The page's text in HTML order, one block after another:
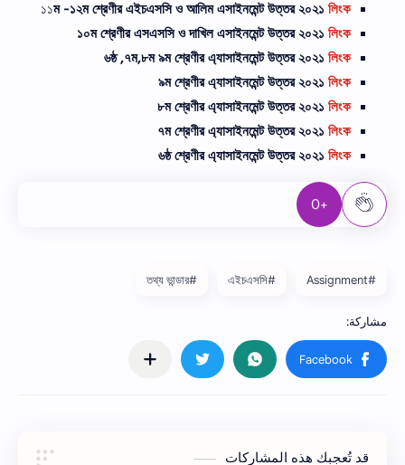
১১ম -১২ম শ্রেণীর এইচএসসি ও আলিম এসাইনমেন্ট উত্তর ২০২১ লিংক
১০ম শ্রেণীর এসএসসি ও দাখিল এসাইনমেন্ট উত্তর ২০২১ লিংক
৬ষ্ঠ ,৭ম,৮ম ৯ম শ্রেণীর এ্যাসাইনমেন্ট উত্তর ২০২১ লিংক
৯ম শ্রেণীর এ্যাসাইনমেন্ট উত্তর ২০২১ লিংক
৮ম শ্রেণীর এ্যাসাইনমেন্ট উত্তর ২০২১ লিংক
৭ম শ্রেণীর এ্যাসাইনমেন্ট উত্তর ২০২১ লিংক
৬ষ্ঠ শ্রেণীর এ্যাসাইনমেন্ট উত্তর ২০২১ লিংক
+0
#Assignment
#এইচএসসি
#তথ্য ভান্ডার
قد تُعجبك هذه المشاركات